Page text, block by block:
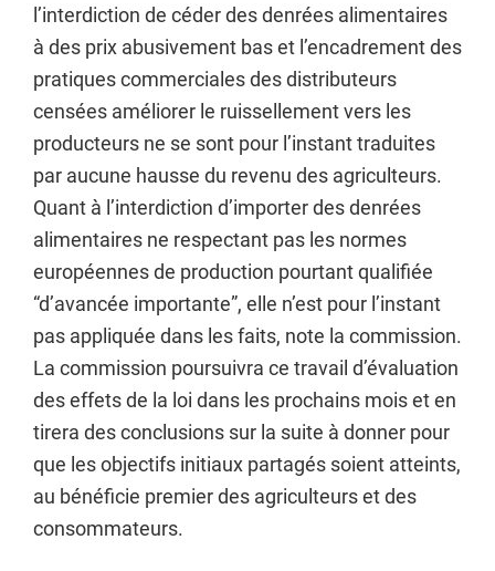
l’interdiction de céder des denrées alimentaires
à des prix abusivement bas et l’encadrement des
pratiques commerciales des distributeurs
censées améliorer le ruissellement vers les
producteurs ne se sont pour l’instant traduites
par aucune hausse du revenu des agriculteurs.
Quant à l’interdiction d’importer des denrées
alimentaires ne respectant pas les normes
européennes de production pourtant qualifiée
“d’avancée importante”, elle n’est pour l’instant
pas appliquée dans les faits, note la commission.
La commission poursuivra ce travail d’évaluation
des effets de la loi dans les prochains mois et en
tirera des conclusions sur la suite à donner pour
que les objectifs initiaux partagés soient atteints,
au bénéficie premier des agriculteurs et des
consommateurs.